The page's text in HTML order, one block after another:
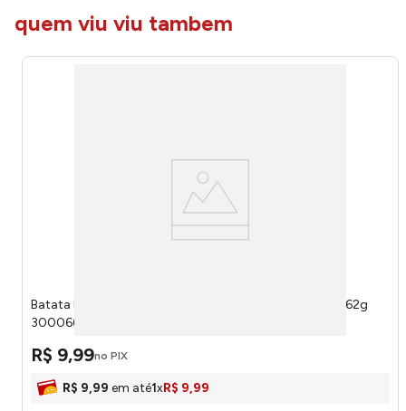
quem viu viu tambem
Batata Frita Lisa Lay's Fifa Queijo Camembert Francês 62g
300066236 - Elma Chips
R$ 9,99no PIX
R$ 9,99 em até1xR$ 9,99